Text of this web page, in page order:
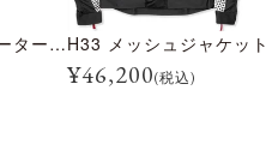
トライアルマスター モーターサイクル ブーツH33 メッシュジャケット
¥46,200(税込)